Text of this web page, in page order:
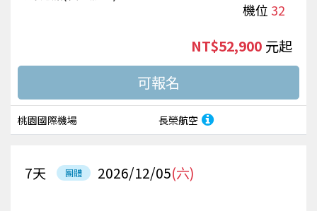
機位 32
桃園國際機場 長榮航空
NT$52,900 起
團體 2026/12/05(六)
7天